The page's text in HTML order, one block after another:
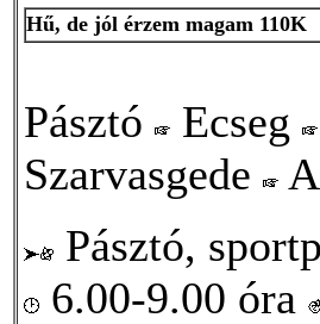
Hű, de jól érzem magam 110K
Pásztó Ecseg
Szarvasgede
Pásztó,
6.00-9.00 óra